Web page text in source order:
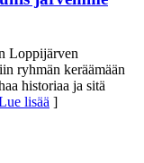
Loppijärven
ryhmän keräämään
historiaa ja sitä
lisää ]